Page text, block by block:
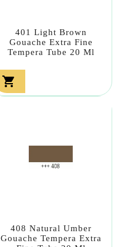
401 Light Brown
Gouache Extra Fine
Tempera Tube 20 Ml

408 Natural Umber
Gouache Tempera Extra